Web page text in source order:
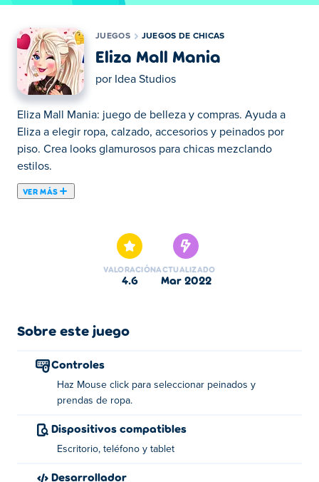
JUEGOS JUEGOS DE CHICAS
Eliza Mall Mania
por Idea Studios
Eliza Mall Mania: juego de belleza y compras. Ayuda a
Eliza a elegir ropa, calzado, accesorios y peinados por
piso. Crea looks glamurosos para chicas mezclando
estilos.
VER MÁS
proyecto Mall Mania. Explore todos los niveles del centro
comercial y elija las mejores combinaciones de blusas,
pantalones, zapatos, accesorios y peinados en cada piso.
¿Cómo jugar?
Use el botón izquierdo del mouse para seleccionar
peinados y prendas de vestir.
Eliza Mall Mania es creado por Idea Studios. Tienen
VALORACIÓN
4.6
ACTUALIZADO
mar 2022
Sobre este juego
Controles
Haz Mouse click para seleccionar peinados y
prendas de ropa.
Dispositivos compatibles
Escritorio, teléfono y tablet
Desarrollador